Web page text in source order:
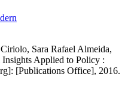
Sara Rafael Almeida,
Applied to Policy :
[Publications Office], 2016.